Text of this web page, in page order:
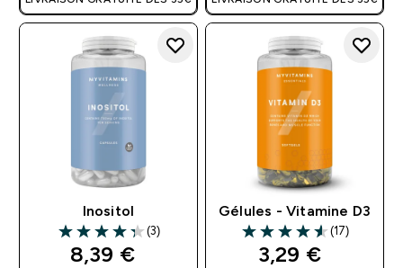
Inositol
4.33 out of 5 stars
(3)
discounted price
8,39 €‎
Gélules - Vitamine D3
4.59 out of 5 stars
(17)
discounted
3,29 €‎